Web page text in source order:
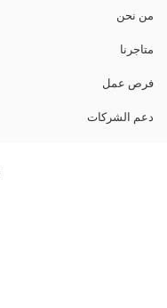
من نحن
متاجرنا
فرص عمل
دعم الشركات